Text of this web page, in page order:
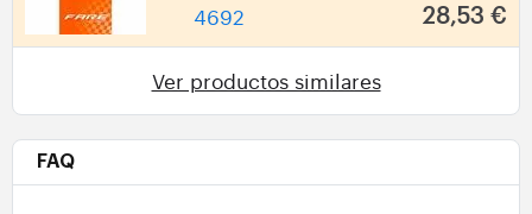
4692 28,53 €
Ver productos similares
FAQ